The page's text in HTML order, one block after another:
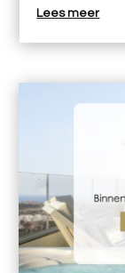
Lees meer